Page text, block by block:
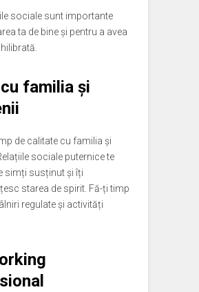
sociale sunt importante
ta de bine și pentru a avea
familia și
de calitate cu familia și
sociale puternice te
simți susținut și îți
starea de spirit. Fă-ți timp
regulate și activități